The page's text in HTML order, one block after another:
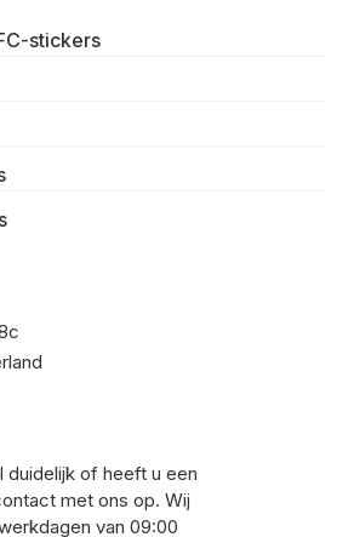
stickers
duidelijk of heeft u een
met ons op. Wij
van 09:00